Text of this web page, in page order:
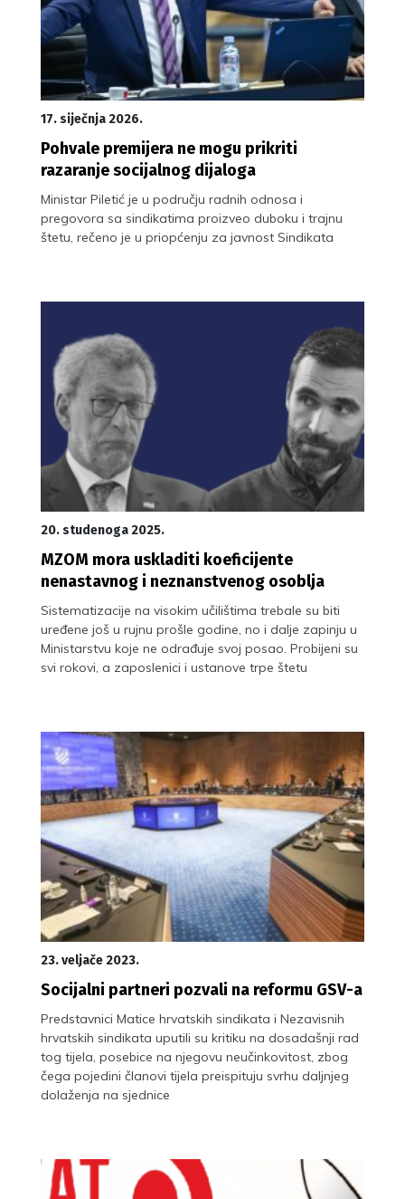
17. siječnja 2026.
Pohvale premijera ne mogu prikriti
razaranje socijalnog dijaloga
Ministar Piletić je u području radnih odnosa i
pregovora sa sindikatima proizveo duboku i trajnu
štetu, rečeno je u priopćenju za javnost Sindikata
20. studenoga 2025.
MZOM mora uskladiti koeficijente
nenastavnog i neznanstvenog osoblja
Sistematizacije na visokim učilištima trebale su biti
uređene još u rujnu prošle godine, no i dalje zapinju u
Ministarstvu koje ne odrađuje svoj posao. Probijeni su
svi rokovi, a zaposlenici i ustanove trpe štetu
23. veljače 2023.
Socijalni partneri pozvali na reformu GSV-a
Predstavnici Matice hrvatskih sindikata i Nezavisnih
hrvatskih sindikata uputili su kritiku na dosadašnji rad
tog tijela, posebice na njegovu neučinkovitost, zbog
čega pojedini članovi tijela preispituju svrhu daljnjeg
dolaženja na sjednice